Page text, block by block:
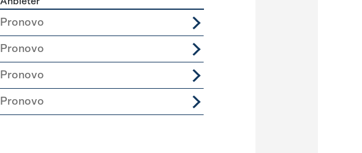
Pronovo
Pronovo
Pronovo
Pronovo